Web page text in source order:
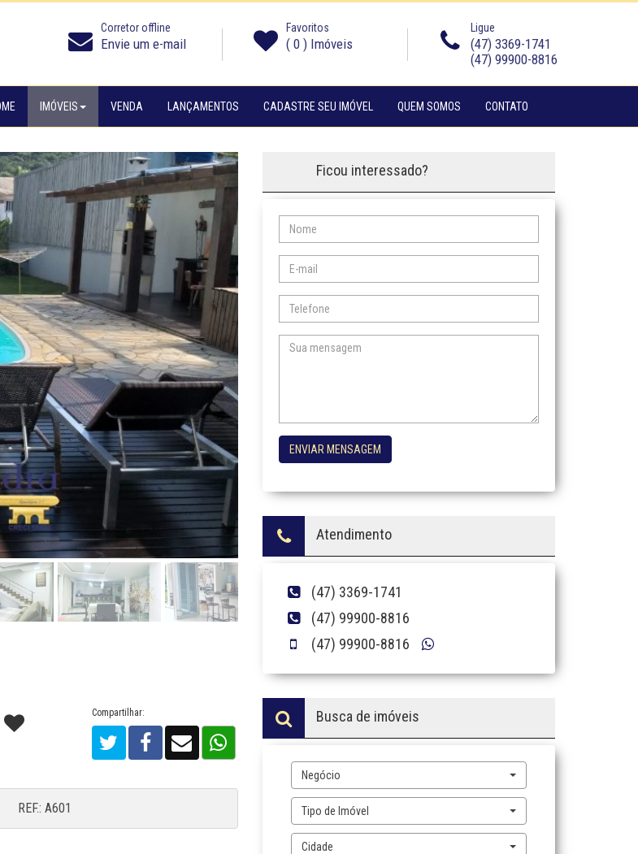
Corretor offline
Envie um e-mail
Favoritos
( 0) Imóveis
Ligue
(47) 3369-1741
(47) 99900-8816
IMÓVEIS VENDA LANÇAMENTOS CADASTRE SEU IMÓVEL (CURRENT)
QUEM SOMOS (CURRENT)
CONTATO
Compartilhar:
REF.: A601
Ficou interessado?
ENVIAR MENSAGEM
Atendimento
(47) 3369-1741
(47) 99900-8816
(47) 99900-8816
Busca de imóveis
Negócio
Tipo de Imóvel
Cidade